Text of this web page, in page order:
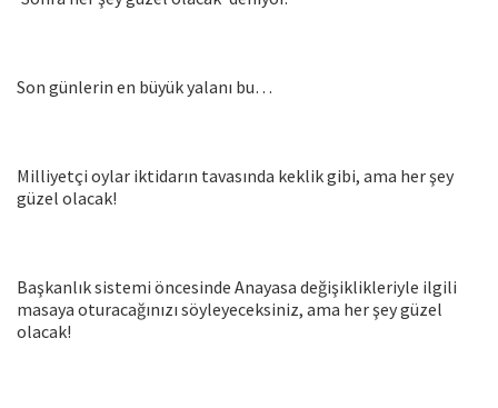
Son günlerin en büyük yalanı bu…
Milliyetçi oylar iktidarın tavasında keklik gibi, ama her şey
güzel olacak!
Başkanlık sistemi öncesinde Anayasa değişiklikleriyle ilgili
masaya oturacağınızı söyleyeceksiniz, ama her şey güzel
olacak!